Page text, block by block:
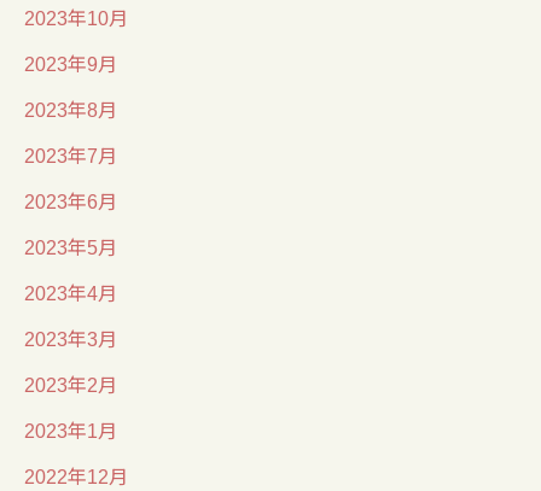
2023年10月
2023年9月
2023年8月
2023年7月
2023年6月
2023年5月
2023年4月
2023年3月
2023年2月
2023年1月
2022年12月